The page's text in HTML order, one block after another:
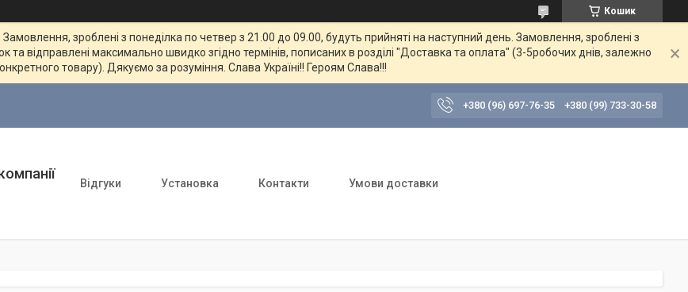
Кошик
зроблені з понеділка по четвер з 21.00 до 09.00, будуть прийняті на наступний день. Замовлення, зроблені з
та відправлені максимально швидко згідно термінів, пописаних в розділі "Доставка та оплата" (3-5робочих днів, залежно
товару). Дякуємо за розуміння. Слава Україні!! Героям Слава!!!
+380 (96) 697-76-35 +380 (99) 733-30-58
Відгуки Установка Контакти Умови доставки